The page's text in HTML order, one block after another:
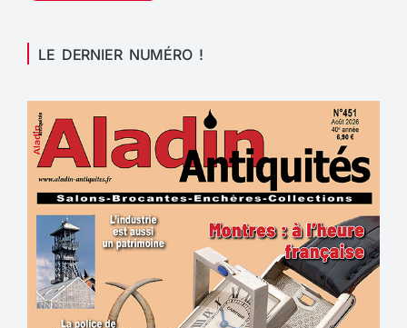
LE DERNIER NUMÉRO !